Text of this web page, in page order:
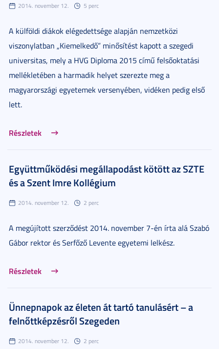
2014. november 12. 5 perc
A külföldi diákok elégedettsége alapján nemzetközi
viszonylatban „Kiemelkedő” minősítést kapott a szegedi
universitas, mely a HVG Diploma 2015 című felsőoktatási
mellékletében a harmadik helyet szerezte meg a
magyarországi egyetemek versenyében, vidéken pedig első
lett.
Részletek
Együttműködési megállapodást kötött az SZTE
és a Szent Imre Kollégium
2014. november 12. 2 perc
A megújított szerződést 2014. november 7-én írta alá Szabó
Gábor rektor és Serfőző Levente egyetemi lelkész.
Részletek
Ünnepnapok az életen át tartó tanulásért – a
felnőttképzésről Szegeden
2014. november 12. 2 perc